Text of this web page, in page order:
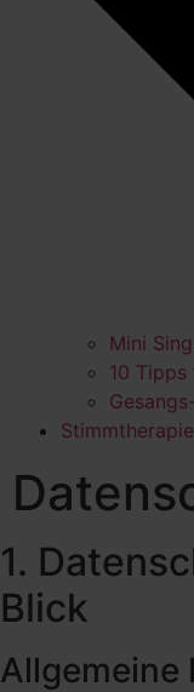
Mini
10 Tipps
1.
Blick
Allgemeine